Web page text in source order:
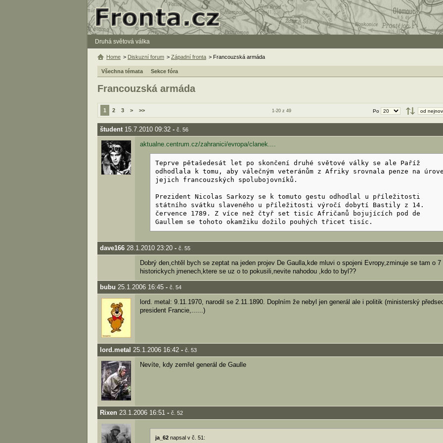
Druhá světová válka
Všechna témata Sekce fóra
Francouzská armáda
1-20 z 49
1 2 3 > >> Po
študent 15.7.2010 09:32 - č. 56
aktualne.centrum.cz/zahranici/evropa/clanek....
Teprve pětašedesát let po skončení druhé světové války se ale Paříž
odhodlala k tomu, aby válečným veteránům z Afriky srovnala penze na
jejich francouzských spolubojovníků.
Prezident Nicolas Sarkozy se k tomuto gestu odhodlal u příležitosti
státního svátku slaveného u příležitosti výročí dobytí Bastily z 14.
července 1789. Z více než čtyř set tisíc Afričanů bojujících pod de
Gaullem se tohoto okamžiku dožilo pouhých třicet tisíc.
dave166 28.1.2010 23:20 - č. 55
Dobrý den,chtěl bych se zeptat na jeden projev De Gaulla,kde mluvi o spojeni Evropy,zminuje se tam o 7
historickych jmenech,ktere se uz o to pokusili,nevite nahodou ,kdo to byl??
bubu 25.1.2006 16:45 - č. 54
lord. metal: 9.11.1970, narodil se 2.11.1890. Doplním že nebyl jen generál ale i politik (ministerský
president Francie,......)
lord.metal 25.1.2006 16:42 - č. 53
Nevíte, kdy zemřel generál de Gaulle
Rixen 23.1.2006 16:51 - č. 52
ja_62 napsal v č. 51:
Home > Diskuzní forum > Západní fronta > Francouzská armáda